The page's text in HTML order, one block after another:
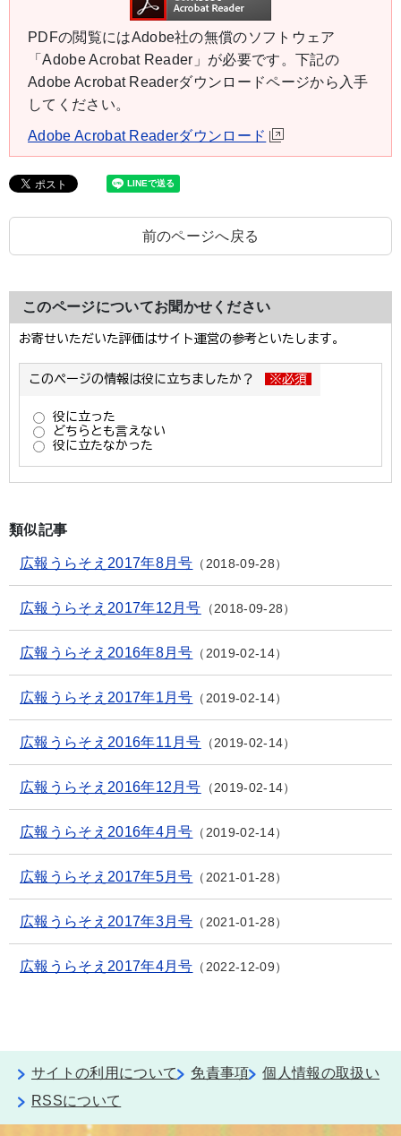
PDFの閲覧にはAdobe社の無償のソフトウェア
「Adobe Acrobat Reader」が必要です。下記の
Adobe Acrobat Readerダウンロードページから入手
してください。
Adobe Acrobat Readerダウンロード
前のページへ戻る
このページについてお聞かせください
類似記事
広報うらそえ2017年8月号 2018-09-28
広報うらそえ2017年12月号 2018-09-28
広報うらそえ2016年8月号 2019-02-14
広報うらそえ2017年1月号 2019-02-14
広報うらそえ2016年11月号 2019-02-14
広報うらそえ2016年12月号 2019-02-14
広報うらそえ2016年4月号 2019-02-14
広報うらそえ2017年5月号 2021-01-28
広報うらそえ2017年3月号 2021-01-28
広報うらそえ2017年4月号 2022-12-09
サイトの利用について 免責事項
個人情報の取扱い
RSSについて